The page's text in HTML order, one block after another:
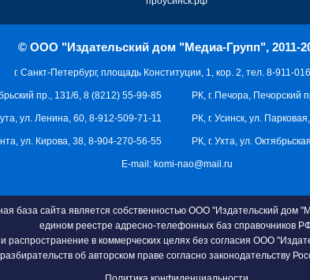
© ООО "Издательский дом "Медиа-Групп", 2011-
г. Санкт-Петербург, площадь Конституции, 1, кор. 2, тел. 8-911-
РК, г. Печора, Печорский
РК, г. Усинск, ул.
РК, г. Ухта, ул.
пр., 131/6, 8 (8212) 55-99-85
ул. Ленина, 60, 8-912-509-71-11
ул. Кирова, 38, 8-904-270-56-55
E-mail: komi-nao@mail.ru
база сайта является собственностью ООО "Издательский дом
едином реестре адресно-телефонных баз справочников
распространение в коммерческих целях без согласия ООО
об авторском праве согласно законодательству